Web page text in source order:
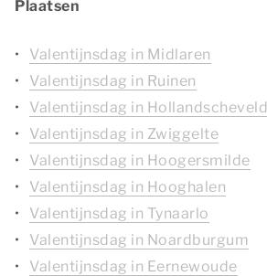
Plaatsen
Valentijnsdag in Midlaren
Valentijnsdag in Ruinen
Valentijnsdag in Hollandscheveld
Valentijnsdag in Zwiggelte
Valentijnsdag in Hoogersmilde
Valentijnsdag in Hooghalen
Valentijnsdag in Tynaarlo
Valentijnsdag in Noardburgum
Valentijnsdag in Eernewoude